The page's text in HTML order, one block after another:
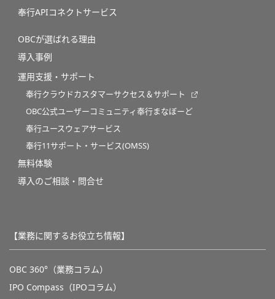
奉行APIコネクトサービス
OBCが選ばれる理由
導入事例
運用支援・サポート
奉行クラウドカスタマーサクセス＆サポート
OBC公式ユーザーコミュニティ奉行まなぼーど
奉行ユースウェアサービス
奉行11サポート・サービス(OMSS)
無料体験
導入のご相談・問合せ
【業務に関するお役立ち情報】
OBC 360°（業務コラム）
IPO Compass（IPOコラム）